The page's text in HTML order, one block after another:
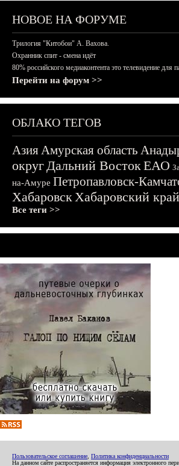
НОВОЕ НА ФОРУМЕ
Трилогия "Китобои" А. Вахова.
Охранник спит - смена идёт
80% российского медиаконтента это телевидение для
Перейти на форум >>
ОБЛАКО ТЕГОВ
АзияАмурская область
округДальний ВостокЕАО
на-Амуре Петропавловск-
ХабаровскХабаровский край
Все теги >>
Пользовательское соглашение Политика конфиденциальности
На данном сайте распространяется информация электронного